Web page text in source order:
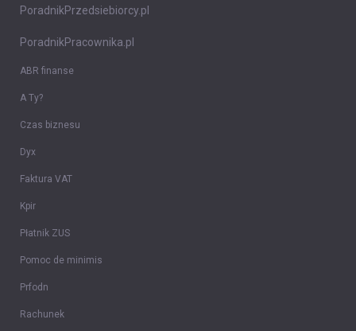
PoradnikPrzedsiebiorcy.pl
PoradnikPracownika.pl
ABR finanse
A Ty?
Czas biznesu
Dyx
Faktura VAT
Kpir
Płatnik ZUS
Pomoc de minimis
Prfodn
Rachunek